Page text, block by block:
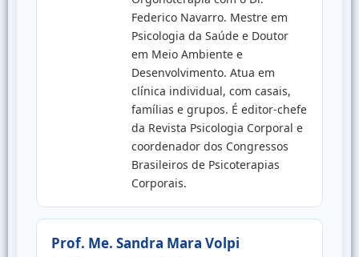
Federico Navarro. Mestre em
Psicologia da Saúde e Doutor
em Meio Ambiente e
Desenvolvimento. Atua em
clínica individual, com casais,
famílias e grupos. É editor-chefe
da Revista Psicologia Corporal e
coordenador dos Congressos
Brasileiros de Psicoterapias
Corporais.
Prof. Me. Sandra Mara Volpi